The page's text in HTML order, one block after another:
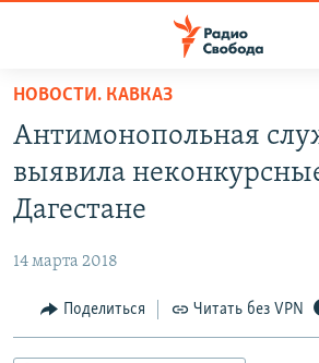
упрощенного
доступа
основному
Вернутся
АВТОРСКИЕ ПРОЕКТЫ
МНЕНИЯ
КУЛЬТУРА
НОВОСТИ. КАВКАЗ
Антимонопольная
выявила
Дагестане
14 марта 2018
Поделиться Читать без VPN